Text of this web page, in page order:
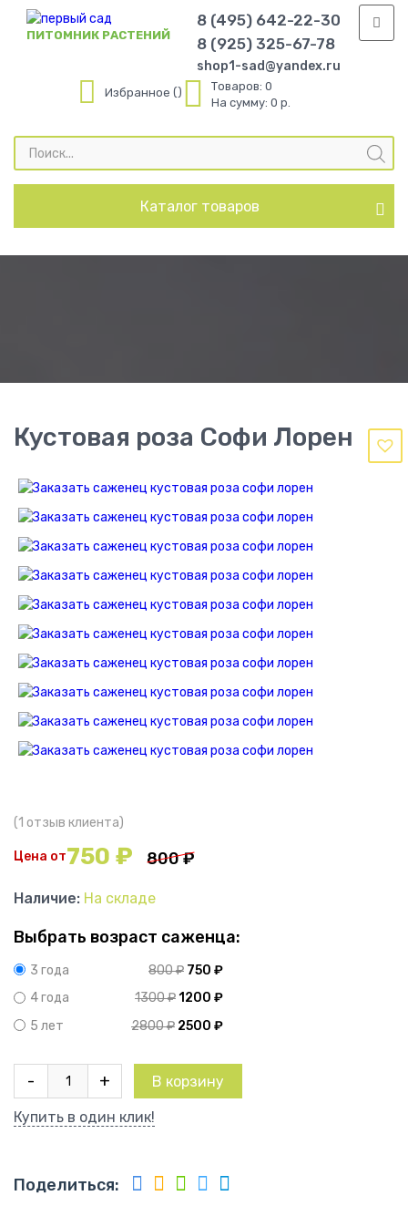
ПИТОМНИК РАСТЕНИЙ
8 (495) 642-22-30
8 (925) 325-67-78
shop1-sad@yandex.ru
Избранное Товаров: 0
На сумму: 0 р.
Поиск
товаров
Каталог товаров
Кустовая роза Софи Лорен
(1 отзыв клиента)
Цена от 800₽
750 ₽
Наличие: На складе
Выбрать возраст саженца:
3 года 800₽ 750 ₽
4 года
1300₽1200 ₽
5 лет
2800₽ 2500 ₽
-
Количество
Кустовая
+ В корзину
Купить в один клик!
Поделиться: